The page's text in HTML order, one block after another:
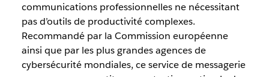
communications professionnelles ne nécessitant
pas d’outils de productivité complexes.
Recommandé par la Commission européenne
ainsi que par les plus grandes agences de
cybersécurité mondiales, ce service de messagerie